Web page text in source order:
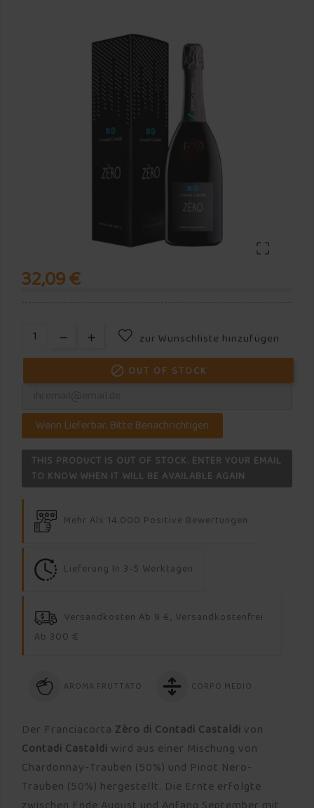

32,09 €
zur Wunschliste hinzufügen
 OUT OF STOCK
Wenn Lieferbar, Bitte Benachrichtigen
THIS PRODUCT IS OUT OF STOCK. ENTER YOUR EMAIL
TO KNOW WHEN IT WILL BE AVAILABLE AGAIN
Mehr Als 14.000 Positive Bewertungen
Lieferung In 3-5 Werktagen
Versandkosten Ab 9 €, Versandkostenfrei
Ab 300 €
AROMA FRUTTATO CORPO MEDIO
Der Franciacorta Zèro di Contadi Castaldi von
Contadi Castaldi wird aus einer Mischung von
Chardonnay-Trauben (50%) und Pinot Nero-
Trauben (50%) hergestellt. Die Ernte erfolgte